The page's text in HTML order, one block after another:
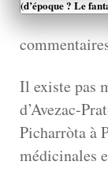
(d’époque ? Le
Il existe pas
d’Avezac-
Picharròta à
médicinales